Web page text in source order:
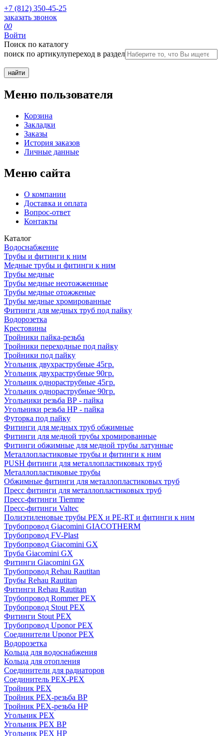
+7 (812) 350-45-25
заказать звонок
00
Войти
Поиск по каталогу
поиск по артикулупереход в раздел
Меню пользователя
Корзина
Закладки
Заказы
История заказов
Личные данные
Меню сайта
О компании
Доставка и оплата
Вопрос-ответ
Контакты
Каталог
Водоснабжение
Трубы и фитинги к ним
Медные трубы и фитинги к ним
Трубы медные
Трубы медные неотожженные
Трубы медные отожженые
Трубы медные хромированные
Фитинги для медных труб под пайку
Водорозетка
Крестовины
Тройники пайка-резьба
Тройники переходные под пайку
Тройники под пайку
Угольник двухраструбные 45гр.
Угольник двухраструбные 90гр.
Угольник однораструбные 45гр.
Угольник однораструбные 90гр.
Угольники резьба ВР - пайка
Угольники резьба НР - пайка
Футорка под пайку
Фитинги для медных труб обжимные
Фитинги для медной трубы хромированные
Фитинги обжимные для медной трубы латунные
Металлопластиковые трубы и фитинги к ним
PUSH фитинги для металлопластиковых труб
Металлопластиковые трубы
Обжимные фитинги для металлопластиковых труб
Пресс фитинги для металлопластиковых труб
Пресс-фитинги Tiemme
Пресс-фитинги Valtec
Полиэтиленовые трубы PEX и PE-RT и фитинги к ним
Трубопровод Giacomini GIACOTHERM
Трубопровод FV-Plast
Трубопровод Giacomini GX
Труба Giacomini GX
Фитинги Giacomini GX
Трубопровод Rehau Rautitan
Трубы Rehau Rautitan
Фитинги Rehau Rautitan
Трубопровод Rommer PEX
Трубопровод Stout PEX
Фитинги Stout PEX
Трубопровод Uponor PEX
Соединители Uponor PEX
Водорозетка
Кольца для водоснабжения
Кольца для отопления
Соединители для радиаторов
Соединитель PEX-PEX
Тройник PEX
Тройник PEX-резьба ВР
Тройник PEX-резьба НР
Угольник PEX
Угольник PEX ВР
Угольник PEX НР